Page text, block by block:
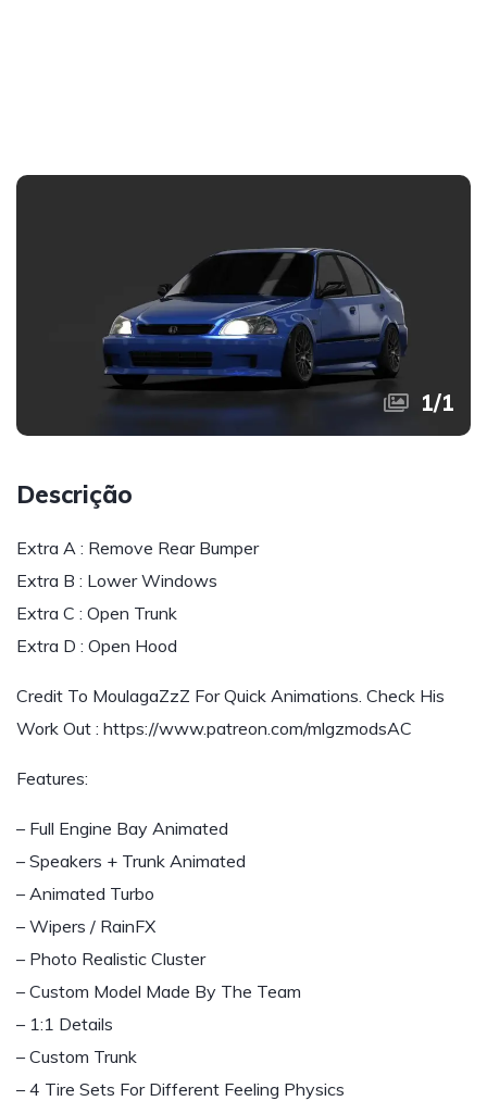
1/1
Descrição
Extra A : Remove Rear Bumper
Extra B : Lower Windows
Extra C : Open Trunk
Extra D : Open Hood
Credit To MoulagaZzZ For Quick Animations. Check His
Work Out : https://www.patreon.com/mlgzmodsAC
Features:
– Full Engine Bay Animated
– Speakers + Trunk Animated
– Animated Turbo
– Wipers / RainFX
– Photo Realistic Cluster
– Custom Model Made By The Team
– 1:1 Details
– Custom Trunk
– 4 Tire Sets For Different Feeling Physics